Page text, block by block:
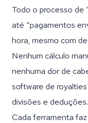
Todo o processo de
até “pagamentos
hora, mesmo com
Nenhum cálculo
nenhuma dor de
software de
divisões e
Cada ferramenta